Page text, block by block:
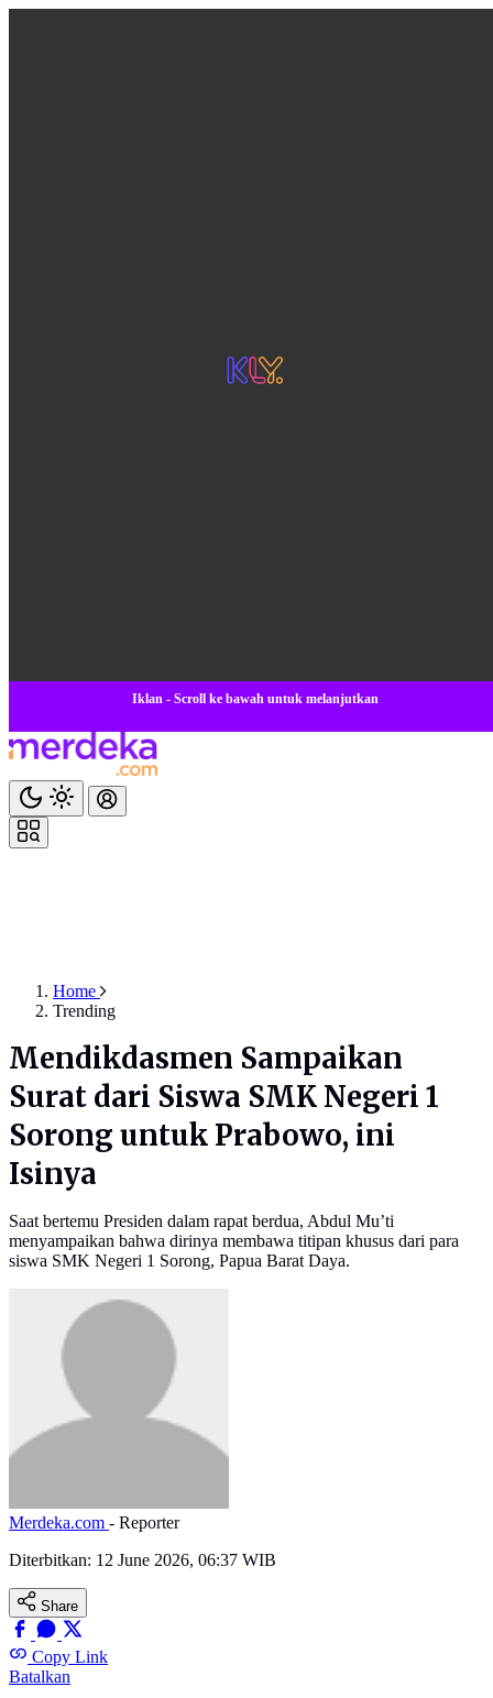
Iklan - Scroll ke bawah untuk melanjutkan
Home
Trending
Mendikdasmen Sampaikan
Surat dari Siswa SMK Negeri 1
Sorong untuk Prabowo, ini
Isinya
Saat bertemu Presiden dalam rapat berdua, Abdul Mu’ti
menyampaikan bahwa dirinya membawa titipan khusus dari para
siswa SMK Negeri 1 Sorong, Papua Barat Daya.
Merdeka.com - Reporter
Diterbitkan: 12 June 2026, 06:37 WIB
Share
Copy Link
Batalkan